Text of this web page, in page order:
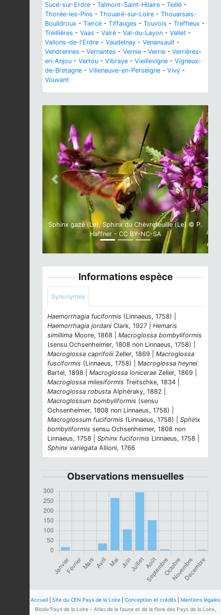
Sucé-sur-Erdre - Talmont-Saint-Hilaire - Teillé -
Thorée-les-Pins - Thouaré-sur-Loire - Thouarsais-
Bouildroux - Tiercé - Tiffauges - Touvois - Treffieux -
Treillières - Vaas - Vairé - Val-du-Layon - Vallet -
Vallons-de-l'Erdre - Vaudelnay - Venansault -
Vendrennes - Vernantes - Vernie - Verrie - Verrières-
en-Anjou - Vertou - Vibraye - Vieillevigne - Vigneux-
de-Bretagne - Villeneuve-en-Perseigne - Vivy -
Vouvant
Sphinx gazé (Le), Sphinx du Chèvrefeuille (Le) © P.
Haffner - CC BY-NC-SA
Previous Next
Informations espèce
Synonymes
Haemorrhagia fuciformis (Linnaeus, 1758) |
Haemorrhagia jordani Clark, 1927 | Hemaris
simillima Moore, 1868 | Macroglossa bombyliformis
(sensu Ochsenheimer, 1808 non Linnaeus, 1758) |
Macroglossa caprifolii Zeller, 1869 | Macroglossa
fusciformis (Linnaeus, 1758) | Macroglossa heynei
Bartel, 1898 | Macroglossa lonicerae Zeller, 1869 |
Macroglossa milesiformis Treitschke, 1834 |
Macroglossa robusta Alphéraky, 1882 |
Macroglossum bombyliformis (sensu
Ochsenheimer, 1808 non Linnaeus, 1758) |
Macroglossum fuciformis (Linnaeus, 1758) | Sphinx
bombyliformis sensu Ochsenheimer, 1808 non
Linnaeus, 1758 | Sphinx fuciformis Linnaeus, 1758 |
Sphinx variegata Allioni, 1766
Observations mensuelles
Accueil Site du CEN Pays de la Loire Conception et crédits
Mentions légales
Biodiv'Pays de la Loire - Atlas de la faune et de la flore des Pays de la Loire,